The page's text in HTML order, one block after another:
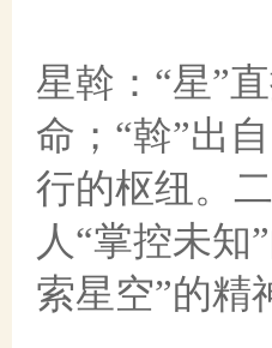
星斡： “星”
命；“斡”出
行的枢纽。
人“掌控未知
索星空”的精